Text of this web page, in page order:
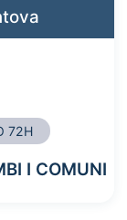
72H
I COMUNI